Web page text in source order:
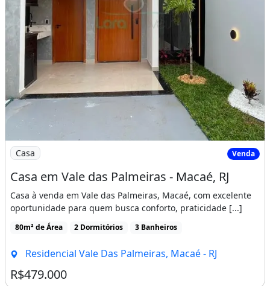
Imagem: Casa em Vale das Palmeiras - Macaé, RJ
Casa Venda
Casa em Vale das Palmeiras - Macaé, RJ
Casa à venda em Vale das Palmeiras, Macaé, com excelente
oportunidade para quem busca conforto, praticidade [...]
80m² de Área 2 Dormitórios 3 Banheiros
Residencial Vale Das Palmeiras, Macaé - RJ
R$479.000